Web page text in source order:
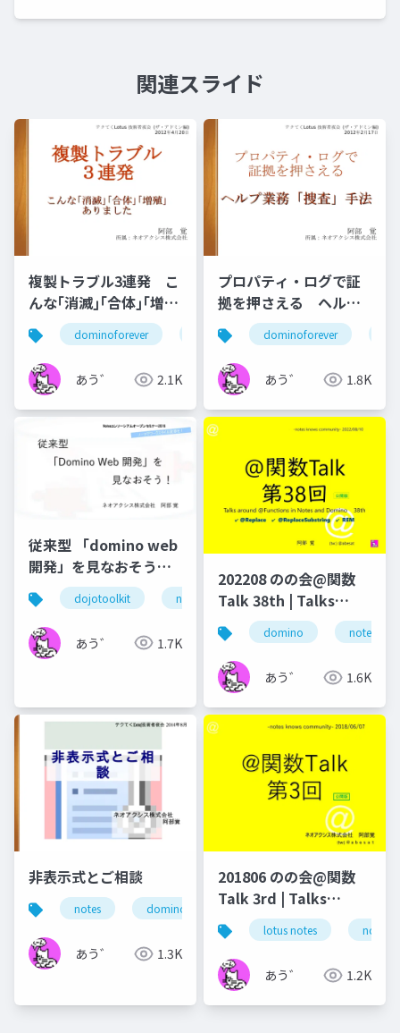
関連スライド
複製トラブル3連発 こ
んな｢消滅｣｢合体｣｢増
殖｣ ありました
dominoforever ずっとノーツ テクてく
あう゛ 2.1K
プロパティ・ログで証
拠を押さえる ヘルプ
業務「捜査」手法
dominoforever
あう゛ 1.8K
従来型 「domino web
開発」を見なおそう！
201611 Notes
Consortium Open
Seminar 公開版
dojotoolkit notes domino notes web
あう゛ 1.7K
202208 のの会@関数
Talk 38th | Talks
around @Functions
in Notes and Domino
domino notes
あう゛ 1.6K
非表示式とご相談
notes domino ノーツ ドミノ
あう゛ 1.3K
201806 のの会@関数
Talk 3rd | Talks
around @Functions
in Notes and Domino
lotus notes notes
あう゛ 1.2K